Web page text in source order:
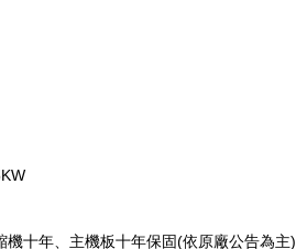
機十年、主機板十年保固(依原廠公告為主)